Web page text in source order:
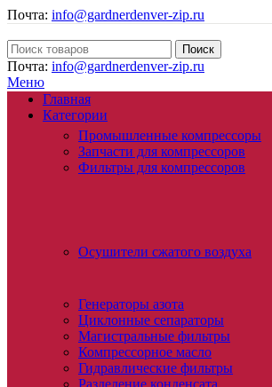
Почта: info@gardnerdenver-zip.ru
Поиск
Почта: info@gardnerdenver-zip.ru
Меню
Главная
Категории
Промышленные компрессоры
Запчасти для компрессоров
Фильтры для компрессоров
Осушители сжатого воздуха
Генераторы азота
Циклонные сепараторы
Магистральные фильтры
Компрессорное масло
Гидравлические фильтры
Разделение конденсата